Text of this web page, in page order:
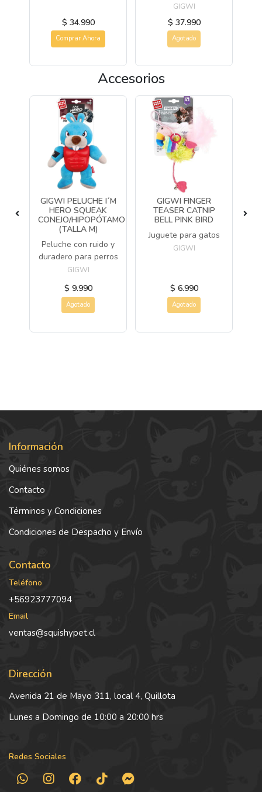
$ 34.990
Comprar Ahora
GIGWI
$ 37.990
Agotado
Accesorios
GIGWI PELUCHE I´M
HERO SQUEAK
CONEJO/HIPOPÓTAMO
(TALLA M)
Peluche con ruido y
duradero para perros
GIGWI
$ 9.990
Agotado
GIGWI FINGER
TEASER CATNIP
BELL PINK BIRD
Juguete para gatos
GIGWI
$ 6.990
Agotado
Información
Quiénes somos
Contacto
Términos y Condiciones
Condiciones de Despacho y Envío
Contacto
Teléfono
+56923777094
Email
ventas@squishypet.cl
Dirección
Avenida 21 de Mayo 311, local 4, Quillota
Lunes a Domingo de 10:00 a 20:00 hrs
Redes Sociales